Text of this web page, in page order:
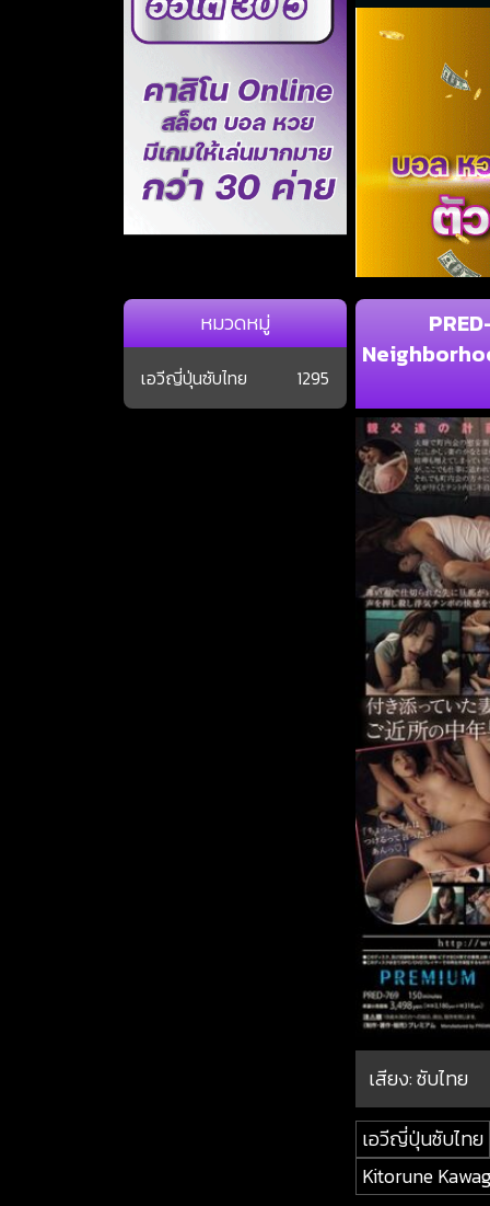
เสียง: ซับไทย
เอวีญี่ปุ่นซับไทย
Kitorune
หมวดหมู่
เอวีญี่ปุ่นซับไทย 1295